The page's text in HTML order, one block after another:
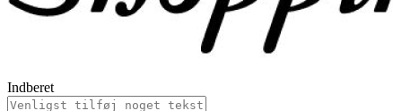
Indberet